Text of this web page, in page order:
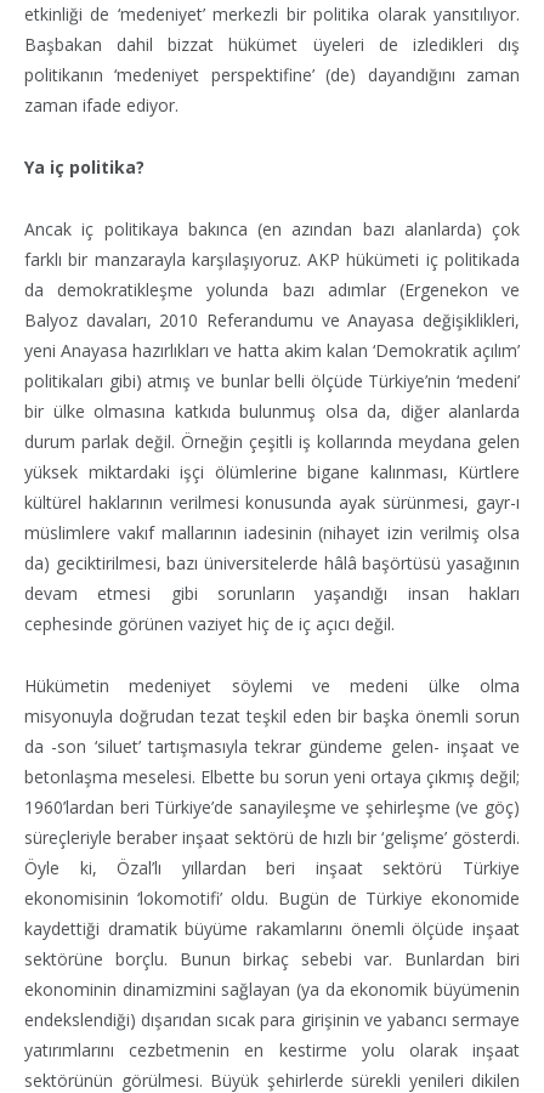
etkinliği de ‘medeniyet’ merkezli bir politika olarak yansıtılıyor.
Başbakan dahil bizzat hükümet üyeleri de izledikleri dış
politikanın ‘medeniyet perspektifine’ (de) dayandığını zaman
zaman ifade ediyor.
Ya iç politika?
Ancak iç politikaya bakınca (en azından bazı alanlarda) çok
farklı bir manzarayla karşılaşıyoruz. AKP hükümeti iç politikada
da demokratikleşme yolunda bazı adımlar (Ergenekon ve
Balyoz davaları, 2010 Referandumu ve Anayasa değişiklikleri,
yeni Anayasa hazırlıkları ve hatta akim kalan ‘Demokratik açılım’
politikaları gibi) atmış ve bunlar belli ölçüde Türkiye’nin ‘medeni’
bir ülke olmasına katkıda bulunmuş olsa da, diğer alanlarda
durum parlak değil. Örneğin çeşitli iş kollarında meydana gelen
yüksek miktardaki işçi ölümlerine bigane kalınması, Kürtlere
kültürel haklarının verilmesi konusunda ayak sürünmesi, gayr-ı
müslimlere vakıf mallarının iadesinin (nihayet izin verilmiş olsa
da) geciktirilmesi, bazı üniversitelerde hâlâ başörtüsü yasağının
devam etmesi gibi sorunların yaşandığı insan hakları
cephesinde görünen vaziyet hiç de iç açıcı değil.
Hükümetin medeniyet söylemi ve medeni ülke olma
misyonuyla doğrudan tezat teşkil eden bir başka önemli sorun
da -son ‘siluet’ tartışmasıyla tekrar gündeme gelen- inşaat ve
betonlaşma meselesi. Elbette bu sorun yeni ortaya çıkmış değil;
1960’lardan beri Türkiye’de sanayileşme ve şehirleşme (ve göç)
süreçleriyle beraber inşaat sektörü de hızlı bir ‘gelişme’ gösterdi.
Öyle ki, Özal’lı yıllardan beri inşaat sektörü Türkiye
ekonomisinin ‘lokomotifi’ oldu. Bugün de Türkiye ekonomide
kaydettiği dramatik büyüme rakamlarını önemli ölçüde inşaat
sektörüne borçlu. Bunun birkaç sebebi var. Bunlardan biri
ekonominin dinamizmini sağlayan (ya da ekonomik büyümenin
endekslendiği) dışarıdan sıcak para girişinin ve yabancı sermaye
yatırımlarını cezbetmenin en kestirme yolu olarak inşaat
sektörünün görülmesi. Büyük şehirlerde sürekli yenileri dikilen